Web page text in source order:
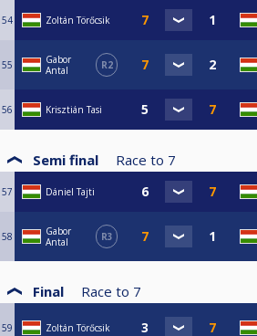
54 Zoltán Törőcsik
55
Gabor
Antal
R2
56 Krisztián Tasi
Semi final Race to 7
57 Dániel Tajti
58
Gabor
Antal
R3
Final Race to 7
59 Zoltán Törőcsik